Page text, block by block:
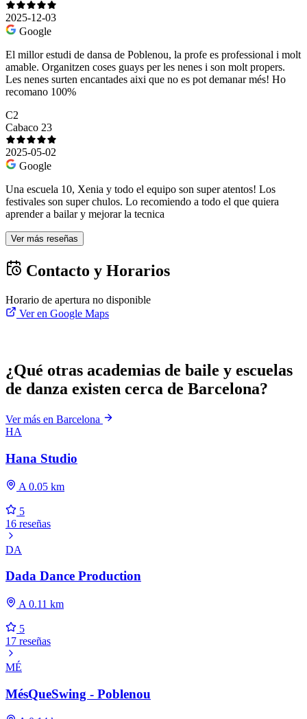
2025-12-03
Google
El millor estudi de dansa de Poblenou, la profe es professional i molt
amable. Organitzen coses guays per les nenes i son molt propers.
Les nenes surten encantades aixi que no es pot demanar més! Ho
recomano 100%
C2
Cabaco 23
2025-05-02
Google
Una escuela 10, Xenia y todo el equipo son super atentos! Los
festivales son super chulos. Lo recomiendo a todo el que quiera
aprender a bailar y mejorar la tecnica
Ver más reseñas
Contacto y Horarios
Horario de apertura no disponible
Ver en Google Maps
¿Qué otras academias de baile y escuelas
de danza existen cerca de Barcelona?
Ver más en Barcelona
HA
Hana Studio
A 0.05 km
5
16 reseñas
DA
Dada Dance Production
A 0.11 km
5
17 reseñas
MÉ
MésQueSwing - Poblenou